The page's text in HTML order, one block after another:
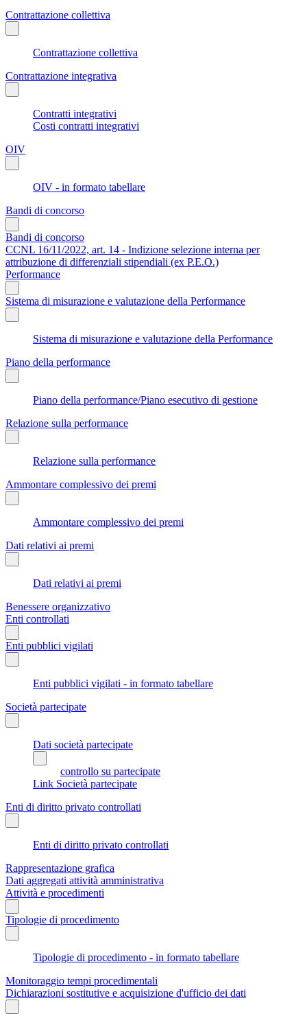
Contrattazione collettiva
Contrattazione collettiva
Contrattazione integrativa
Contratti integrativi
Costi contratti integrativi
OIV
OIV - in formato tabellare
Bandi di concorso
Bandi di concorso
CCNL 16/11/2022, art. 14 - Indizione selezione interna per
attribuzione di differenziali stipendiali (ex P.E.O.)
Performance
Sistema di misurazione e valutazione della Performance
Sistema di misurazione e valutazione della Performance
Piano della performance
Piano della performance/Piano esecutivo di gestione
Relazione sulla performance
Relazione sulla performance
Ammontare complessivo dei premi
Ammontare complessivo dei premi
Dati relativi ai premi
Dati relativi ai premi
Benessere organizzativo
Enti controllati
Enti pubblici vigilati
Enti pubblici vigilati - in formato tabellare
Società partecipate
Dati società partecipate
controllo su partecipate
Link Società partecipate
Enti di diritto privato controllati
Enti di diritto privato controllati
Rappresentazione grafica
Dati aggregati attività amministrativa
Attività e procedimenti
Tipologie di procedimento
Tipologie di procedimento - in formato tabellare
Monitoraggio tempi procedimentali
Dichiarazioni sostitutive e acquisizione d'ufficio dei dati